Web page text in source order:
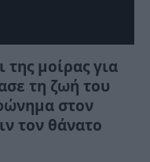
της μοίρας για
τη ζωή του
στον
τον θάνατο